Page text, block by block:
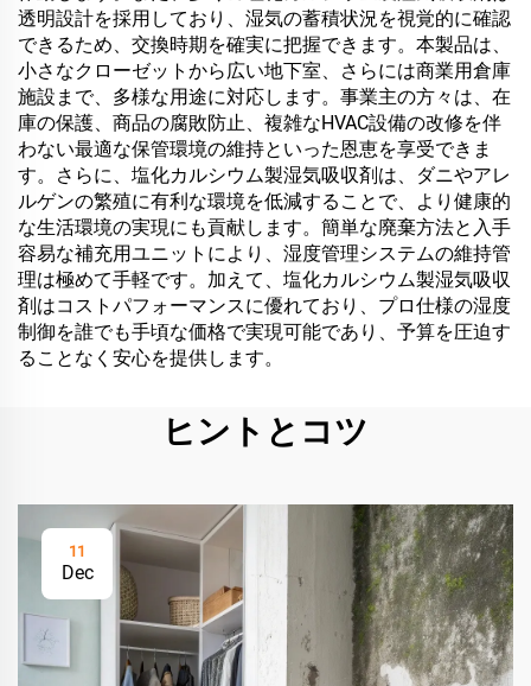
透明設計を採用しており、湿気の蓄積状況を視覚的に確認
できるため、交換時期を確実に把握できます。本製品は、
小さなクローゼットから広い地下室、さらには商業用倉庫
施設まで、多様な用途に対応します。事業主の方々は、在
庫の保護、商品の腐敗防止、複雑なHVAC設備の改修を伴
わない最適な保管環境の維持といった恩恵を享受できま
す。さらに、塩化カルシウム製湿気吸収剤は、ダニやアレ
ルゲンの繁殖に有利な環境を低減することで、より健康的
な生活環境の実現にも貢献します。簡単な廃棄方法と入手
容易な補充用ユニットにより、湿度管理システムの維持管
理は極めて手軽です。加えて、塩化カルシウム製湿気吸収
剤はコストパフォーマンスに優れており、プロ仕様の湿度
制御を誰でも手頃な価格で実現可能であり、予算を圧迫す
ることなく安心を提供します。
ヒントとコツ
11
Dec